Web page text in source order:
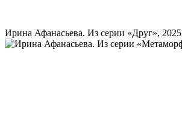
Ирина Афанасьева. Из серии «Друг», 2025